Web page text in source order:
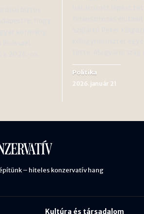
Politika
2026. január 21
– hiteles konzervatív hang
Kultúra és társadalom